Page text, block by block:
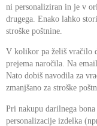
ni personaliziran in je v
drugega. Enako lahko
stroške poštnine.
V kolikor pa želiš vračilo
prejema naročila. Na
Nato dobiš navodila za
zmanjšano za stroške
Pri nakupu darilnega
personalizacije izdelka